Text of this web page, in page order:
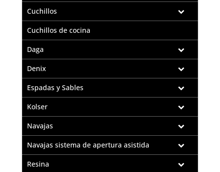
Cuchillos
Cuchillos de cocina
Daga
Denix
Espadas y Sables
Kolser
Navajas
Navajas sistema de apertura asistida
Resina